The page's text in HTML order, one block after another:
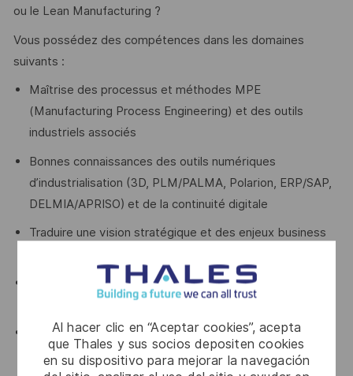
Al hacer clic en “Aceptar cookies”, acepta
que Thales y sus socios depositen cookies
en su dispositivo para mejorar la navegación
ou le Lean Manufacturing ?
Vous possédez des compétences dans les domaines
suivants :
Maîtrise des processus et méthodes MPE
(Manufacturing Process Engineering) et des outils
industriels associés
Bonnes connaissances des outils numériques
d’industrialisation (3D, PLM/PALMA, Polarion, ERP/SAP,
DELMIA/APRISO) et de la continuité digitale
Traduire une vision stratégique et des enjeux business
Culture du benchmark, de partage des meilleures
pratiques et d’amélioration continue
Une expérience réussie dans le déploiement d’un
système industriel (PLM, ERP, MES) sera un plus.